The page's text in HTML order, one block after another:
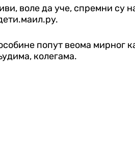
воле да уче, спремни су
попут веома мирног
колегама.